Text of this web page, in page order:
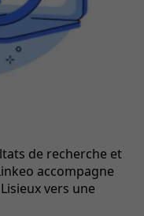
de recherche et
accompagne
vers une